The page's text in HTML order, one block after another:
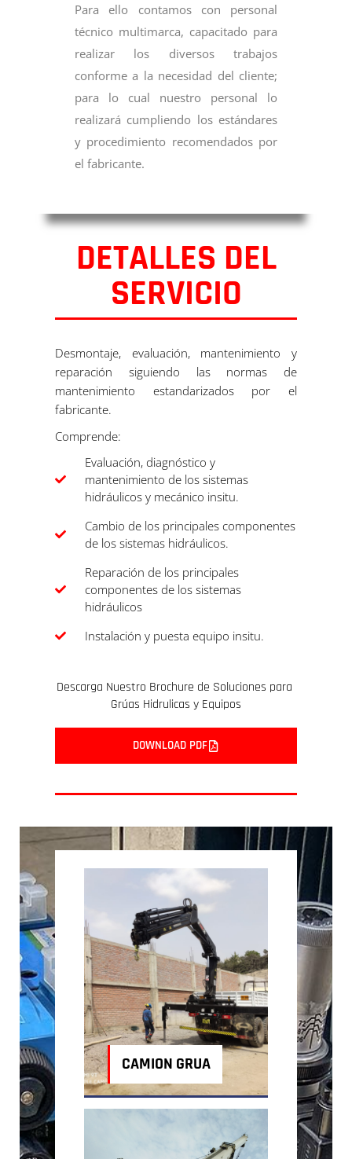
Para ello contamos con personal
técnico multimarca, capacitado para
realizar los diversos trabajos
conforme a la necesidad del cliente;
para lo cual nuestro personal lo
realizará cumpliendo los estándares
y procedimiento recomendados por
el fabricante.
DETALLES DEL
SERVICIO
Desmontaje, evaluación, mantenimiento y
reparación siguiendo las normas de
mantenimiento estandarizados por el
fabricante.
Comprende:
Evaluación, diagnóstico y
mantenimiento de los sistemas
hidráulicos y mecánico insitu.
Cambio de los principales componentes
de los sistemas hidráulicos.
Reparación de los principales
componentes de los sistemas
hidráulicos
Instalación y puesta equipo insitu.
Descarga Nuestro Brochure de Soluciones para
Grúas Hidrulicas y Equipos
DOWNLOAD PDF
CAMION GRUA